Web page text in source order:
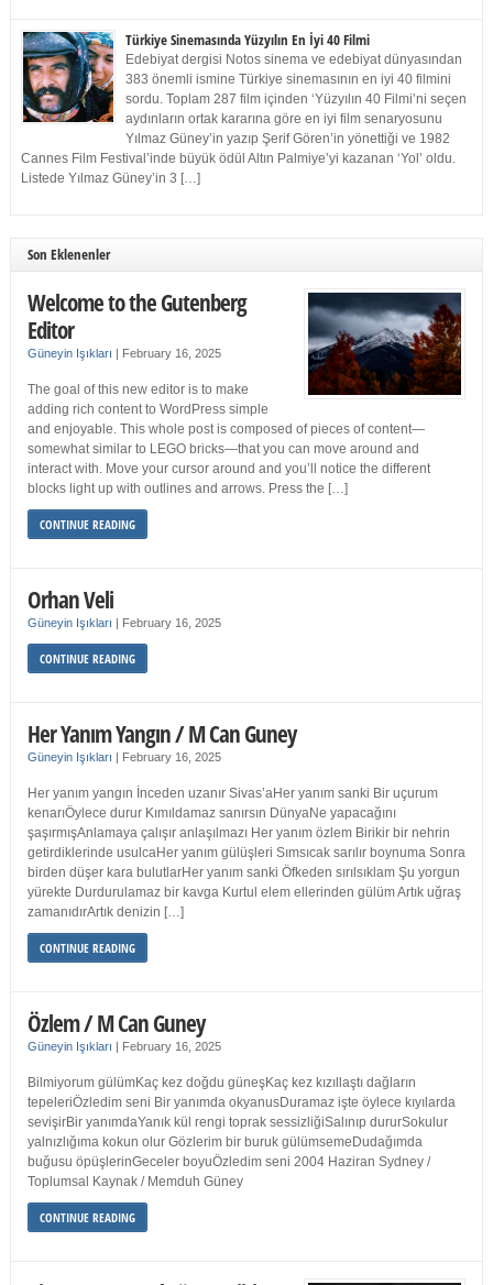
Türkiye Sinemasında Yüzyılın En İyi 40 Filmi
Edebiyat dergisi Notos sinema ve edebiyat dünyasından
383 önemli ismine Türkiye sinemasının en iyi 40 filmini
sordu. Toplam 287 film içinden ‘Yüzyılın 40 Filmi’ni seçen
aydınların ortak kararına göre en iyi film senaryosunu
Yılmaz Güney’in yazıp Şerif Gören’in yönettiği ve 1982
Cannes Film Festival’inde büyük ödül Altın Palmiye’yi kazanan ‘Yol’ oldu.
Listede Yılmaz Güney’in 3 […]
Son Eklenenler
Welcome to the Gutenberg
Editor
Güneyin Işıkları | February 16, 2025
The goal of this new editor is to make
adding rich content to WordPress simple
and enjoyable. This whole post is composed of pieces of content—
somewhat similar to LEGO bricks—that you can move around and
interact with. Move your cursor around and you’ll notice the different
blocks light up with outlines and arrows. Press the […]
CONTINUE READING
Orhan Veli
Güneyin Işıkları | February 16, 2025
CONTINUE READING
Her Yanım Yangın / M Can Guney
Güneyin Işıkları | February 16, 2025
Her yanım yangın İnceden uzanır Sivas’aHer yanım sanki Bir uçurum
kenarıÖylece durur Kımıldamaz sanırsın DünyaNe yapacağını
şaşırmışAnlamaya çalışır anlaşılmazı Her yanım özlem Birikir bir nehrin
getirdiklerinde usulcaHer yanım gülüşleri Sımsıcak sarılır boynuma Sonra
birden düşer kara bulutlarHer yanım sanki Öfkeden sırılsıklam Şu yorgun
yürekte Durdurulamaz bir kavga Kurtul elem ellerinden gülüm Artık uğraş
zamanıdırArtık denizin […]
CONTINUE READING
Özlem / M Can Guney
Güneyin Işıkları | February 16, 2025
Bilmiyorum gülümKaç kez doğdu güneşKaç kez kızıllaştı dağların
tepeleriÖzledim seni Bir yanımda okyanusDuramaz işte öylece kıyılarda
sevişirBir yanımdaYanık kül rengi toprak sessizliğiSalınıp dururSokulur
yalnızlığıma kokun olur Gözlerim bir buruk gülümsemeDudağımda
buğusu öpüşlerinGeceler boyuÖzledim seni 2004 Haziran Sydney /
Toplumsal Kaynak / Memduh Güney
CONTINUE READING